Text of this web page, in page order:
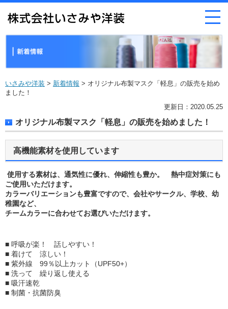
いさみや洋装 > 新着情報 > オリジナル布製マスク「軽息」の販売を始め
ました！
更新日：2020.05.25
オリジナル布製マスク「軽息」の販売を始めました！
高機能素材を使用しています
使用する素材は、通気性に優れ、伸縮性も豊か。 熱中症対策にも
ご使用いただけます。
カラーバリエーションも豊富ですので、会社やサークル、学校、幼
稚園など、
チームカラーに合わせてお選びいただけます。
■ 呼吸が楽！ 話しやすい！
■ 着けて 涼しい！
■ 紫外線 99％以上カット（UPF50+）
■ 洗って 繰り返し使える
■ 吸汗速乾
■ 制菌・抗菌防臭